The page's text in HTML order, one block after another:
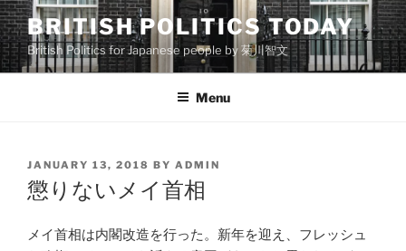
Skip
to
content
BRITISH POLITICS TODAY
British Politics for Japanese people by 菊川智文
Menu
POSTED
ON
JANUARY 13, 2018 BY ADMIN
懲りないメイ首相
メイ首相は内閣改造を行った。新年を迎え、フレッシュ